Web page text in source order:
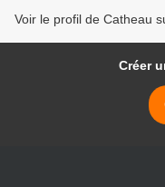
Voir le profil de Catheau
Créer